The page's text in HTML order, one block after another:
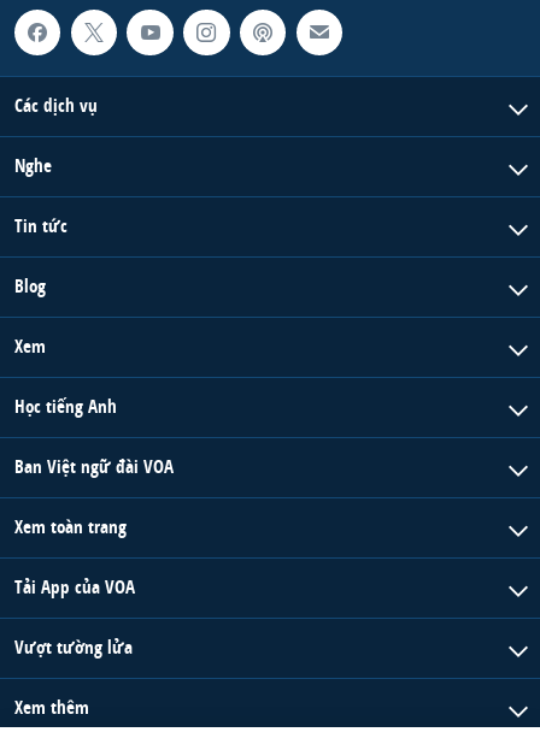
Các dịch vụ
Nghe
Tin tức
Blog
Xem
Học tiếng Anh
Ban Việt ngữ đài VOA
Xem toàn trang
Tải App của VOA
Vượt tường lửa
Xem thêm